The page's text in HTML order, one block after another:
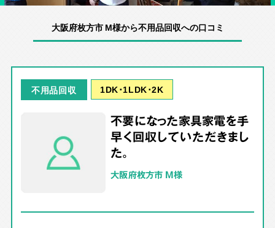
大阪府枚方市 M様から不用品回収への口コミ
不用品回収 1DK･1LDK･2K
不要になった家具家電を手
早く回収していただきまし
た。
大阪府枚方市 M様